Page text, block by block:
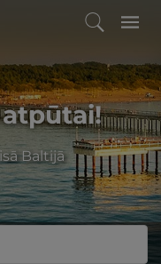
atpūtai!
Baltijā